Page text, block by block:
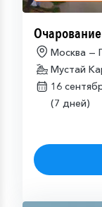
Москва —
Мустай
16
(7 дней)